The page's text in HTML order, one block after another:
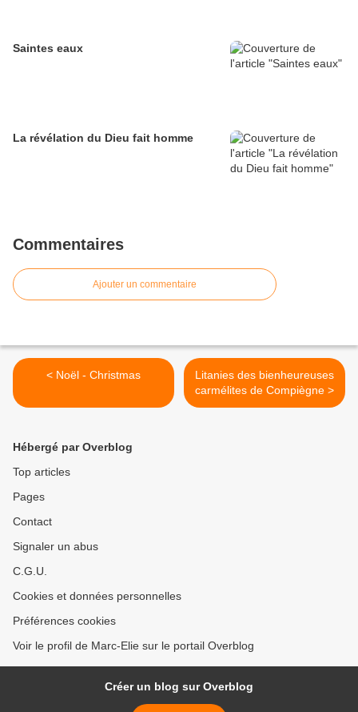
Saintes eaux
La révélation du Dieu fait homme
Commentaires
Ajouter un commentaire
< Noël - Christmas
Litanies des bienheureuses
carmélites de Compiègne >
Hébergé par Overblog
Top articles
Pages
Contact
Signaler un abus
C.G.U.
Cookies et données personnelles
Préférences cookies
Voir le profil de Marc-Elie sur le portail Overblog
Créer un blog sur Overblog